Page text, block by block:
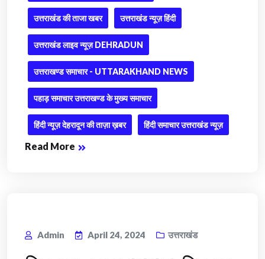
उत्तराखंड की ताजा खबर उत्तराखंड न्यूज़ हिंदी
उत्तराखंड लाइव न्यूज़ DEHRADUN
उत्तराखण्ड समाचार - UTTARAKHAND NEWS
पहाड़ समाचार उत्तराखण्ड के मुख्य समाचार
हिंदी न्यूज़ देहरादून की ताज़ा ख़बर हिंदी समाचार उत्तराखंड न्यूज़
Read More
Admin April 24, 2024 उत्तराखंड